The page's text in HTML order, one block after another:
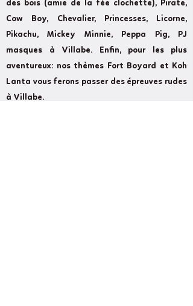
des bois (amie de la fée clochette), Pirate,
Cow Boy, Chevalier, Princesses, Licorne,
Pikachu, Mickey Minnie, Peppa Pig, PJ
masques à Villabe. Enfin, pour les plus
aventureux: nos thèmes Fort Boyard et Koh
Lanta vous ferons passer des épreuves rudes
à Villabe.